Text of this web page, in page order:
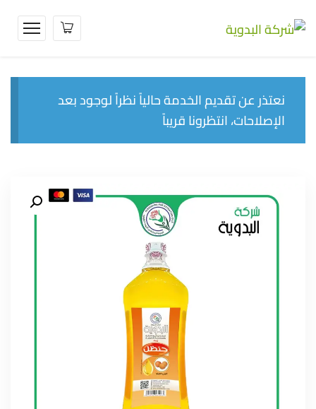
نعتذر عن تقديم الخدمة حالياً نظراً لوجود بعد
الإصلاحات، انتظرونا قريباً